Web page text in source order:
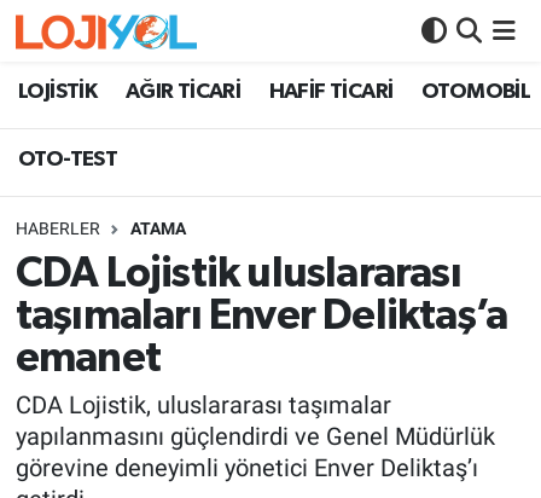
LOJİSTİK AĞIR TİCARİ HAFİF TİCARİ OTOMOBİL
OTO-TEST
HABERLER ATAMA
CDA Lojistik uluslararası
taşımaları Enver Deliktaş’a
emanet
CDA Lojistik, uluslararası taşımalar
yapılanmasını güçlendirdi ve Genel Müdürlük
görevine deneyimli yönetici Enver Deliktaş’ı
OTO-TEST